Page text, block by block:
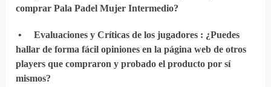
comprar Pala Padel Mujer Intermedio?
•Evaluaciones y Críticas de los jugadores : ¿Puedes
hallar de forma fácil opiniones en la página web de otros
players que compraron y probado el producto por sí
mismos?